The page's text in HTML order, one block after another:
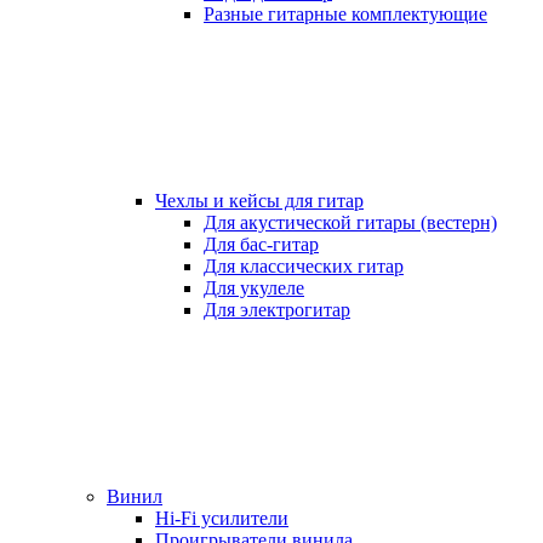
Разные гитарные комплектующие
Чехлы и кейсы для гитар
Для акустической гитары (вестерн)
Для бас-гитар
Для классических гитар
Для укулеле
Для электрогитар
Винил
Hi-Fi усилители